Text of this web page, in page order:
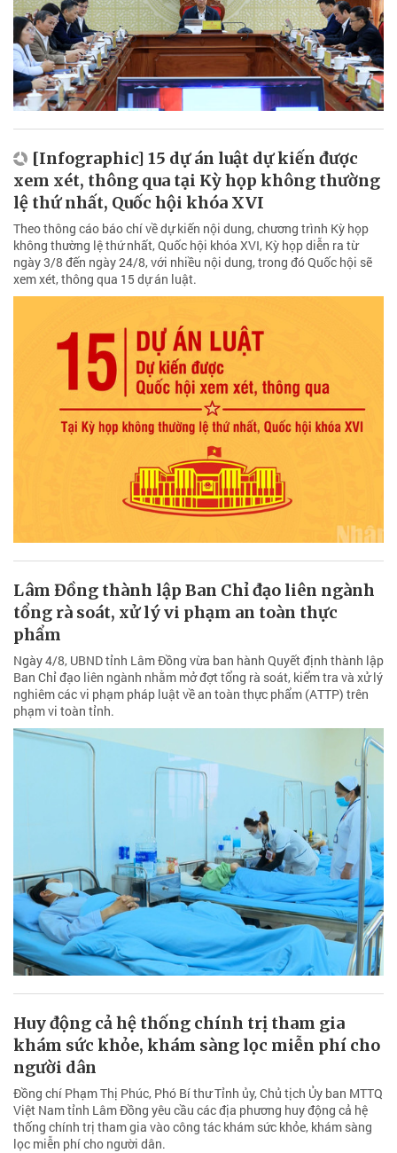
[Infographic] 15 dự án luật dự kiến được
xem xét, thông qua tại Kỳ họp không thường
lệ thứ nhất, Quốc hội khóa XVI
Theo thông cáo báo chí về dự kiến nội dung, chương trình Kỳ họp
không thường lệ thứ nhất, Quốc hội khóa XVI, Kỳ họp diễn ra từ
ngày 3/8 đến ngày 24/8, với nhiều nội dung, trong đó Quốc hội sẽ
xem xét, thông qua 15 dự án luật.
Lâm Đồng thành lập Ban Chỉ đạo liên ngành
tổng rà soát, xử lý vi phạm an toàn thực
phẩm
Ngày 4/8, UBND tỉnh Lâm Đồng vừa ban hành Quyết định thành lập
Ban Chỉ đạo liên ngành nhằm mở đợt tổng rà soát, kiểm tra và xử lý
nghiêm các vi phạm pháp luật về an toàn thực phẩm (ATTP) trên
phạm vi toàn tỉnh.
Huy động cả hệ thống chính trị tham gia
khám sức khỏe, khám sàng lọc miễn phí cho
người dân
Đồng chí Phạm Thị Phúc, Phó Bí thư Tỉnh ủy, Chủ tịch Ủy ban MTTQ
Việt Nam tỉnh Lâm Đồng yêu cầu các địa phương huy động cả hệ
thống chính trị tham gia vào công tác khám sức khỏe, khám sàng
lọc miễn phí cho người dân.